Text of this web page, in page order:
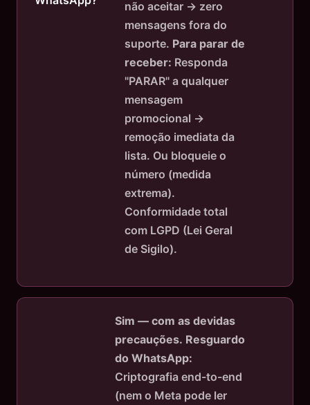
não aceitar → zero
mensagens fora do
suporte. Para parar de
receber: Responda
"PARAR" a qualquer
mensagem
promocional →
remoção imediata da
lista. Ou bloqueie o
número (medida
extrema).
Conformidade total
com LGPD (Lei Geral
de Sigilo).
Sim — com as devidas
precauções. Resguardo
do WhatsApp:
Criptografia end-to-end
(nem o Meta pode ler